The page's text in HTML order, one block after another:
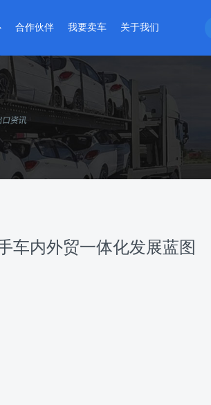
合作伙伴
合作商家
入驻企业
我要卖车
卖车流程
在线评估
关于我们
联系我们
车内外贸一体化发展蓝图